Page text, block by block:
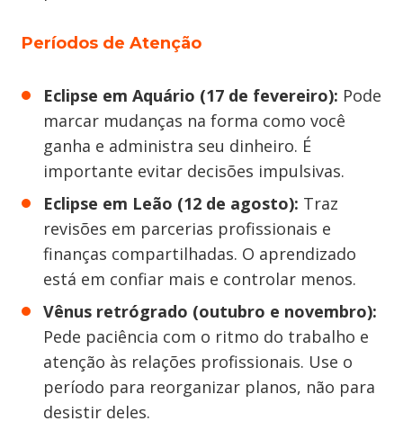
Períodos de Atenção
Eclipse em Aquário (17 de fevereiro): Pode
marcar mudanças na forma como você
ganha e administra seu dinheiro. É
importante evitar decisões impulsivas.
Eclipse em Leão (12 de agosto): Traz
revisões em parcerias profissionais e
finanças compartilhadas. O aprendizado
está em confiar mais e controlar menos.
Vênus retrógrado (outubro e novembro):
Pede paciência com o ritmo do trabalho e
atenção às relações profissionais. Use o
período para reorganizar planos, não para
desistir deles.